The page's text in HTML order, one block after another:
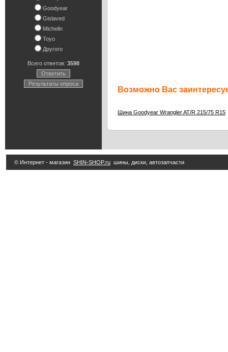
Goodyear
Gislaved
Michelin
Toyo
Другого
Всего ответов: 3598
Ответить
Результаты опроса
Возможно Вас
Шина Goodyear Wrangler AT/R 215/75 R15
© Интернет - магазин SHIN-SHOP.ru шины, диски, автозапчасти